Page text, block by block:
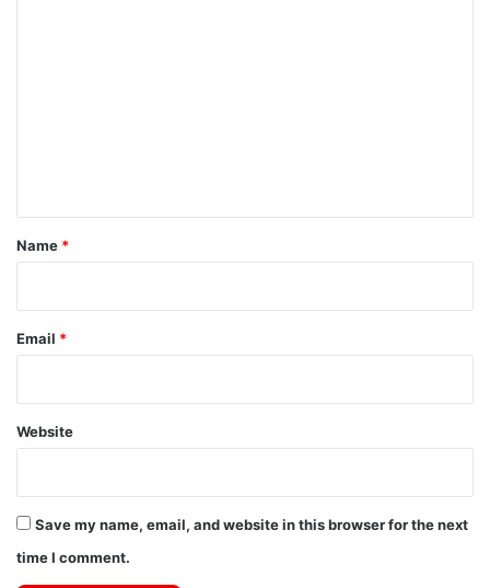
*
Name *
Email *
Website
Save my name, email, and website in this browser for the next
time I comment.